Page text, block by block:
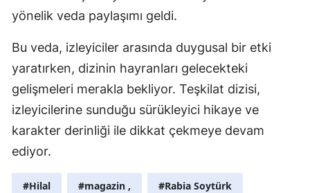
Uşak
Van
yönelik veda paylaşımı geldi.
Bu veda, izleyiciler arasında duygusal bir etki
yaratırken, dizinin hayranları gelecekteki
gelişmeleri merakla bekliyor. Teşkilat dizisi,
izleyicilerine sunduğu sürükleyici hikaye ve
karakter derinliği ile dikkat çekmeye devam
ediyor.
#Hilal #magazin , #Rabia Soytürk